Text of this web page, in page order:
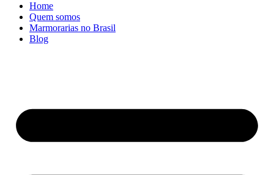
Home
Quem somos
Marmorarias no Brasil
Blog